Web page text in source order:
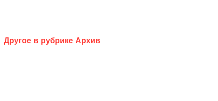
Другое в рубрике Архив